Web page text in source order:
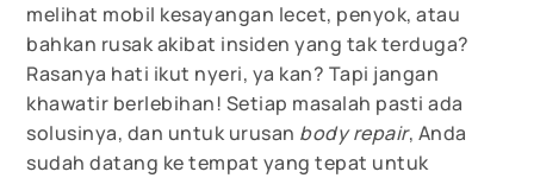
melihat mobil kesayangan lecet, penyok, atau
bahkan rusak akibat insiden yang tak terduga?
Rasanya hati ikut nyeri, ya kan? Tapi jangan
khawatir berlebihan! Setiap masalah pasti ada
solusinya, dan untuk urusan body repair, Anda
sudah datang ke tempat yang tepat untuk